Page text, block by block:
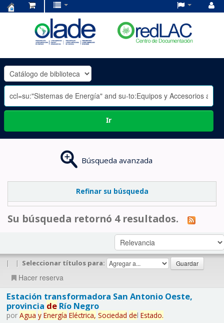
OLADE
-
Ir
Búsqueda avanzada
Refinar su búsqueda
Su búsqueda retornó 4 resultados.
| | Seleccionar títulos para:
Hacer reserva
Estación transformadora San Antonio Oeste,
provincia deRío Negro
por Agua y Energía Eléctrica, Sociedad del Estado.